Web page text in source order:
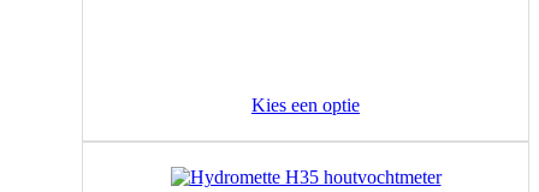
Kies een optie